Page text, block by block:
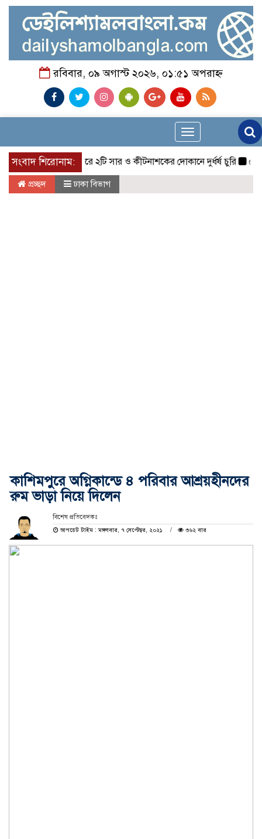
রবিবার, ০৯ অগাস্ট ২০২৬, ০১:৫১ অপরাহ্ন
Toggle
navigation
সংবাদ শিরোনাম:
মাগুরার শ্রীপুরে ২টি সার ও কীটনাশকের দোকানে দুর্ধর্ষ চুরি
প্রচ্ছদ ঢাকা বিভাগ
কাশিমপুরে অগ্নিকান্ডে ৪ পরিবার আশ্রয়হীনদের
রুম ভাড়া নিয়ে দিলেন
বিশেষ প্রতিবেদকঃ
আপডেট টাইম : মঙ্গলবার, ৭ সেপ্টেম্বর, ২০২১
৩৬২ বার